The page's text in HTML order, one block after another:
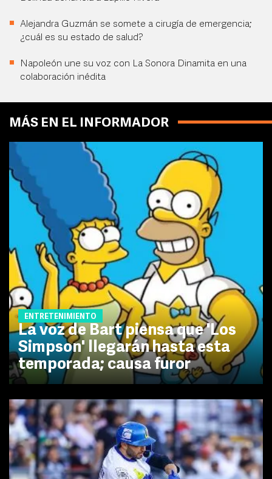
Alejandra Guzmán se somete a cirugía de emergencia;
¿cuál es su estado de salud?
Napoleón une su voz con La Sonora Dinamita en una
colaboración inédita
MÁS EN EL INFORMADOR
ENTRETENIMIENTO
La voz de Bart piensa que 'Los
Simpson' llegarán hasta esta
temporada; causa furor